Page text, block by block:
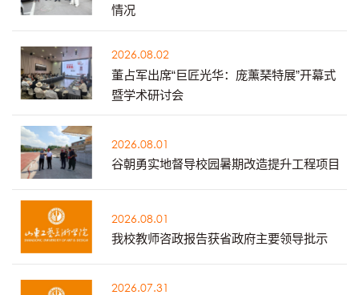
情况
2026.08.02
董占军出席“巨匠光华：庞薰琹特展”开幕式
暨学术研讨会
2026.08.01
谷朝勇实地督导校园暑期改造提升工程项目
2026.08.01
我校教师咨政报告获省政府主要领导批示
2026.07.31